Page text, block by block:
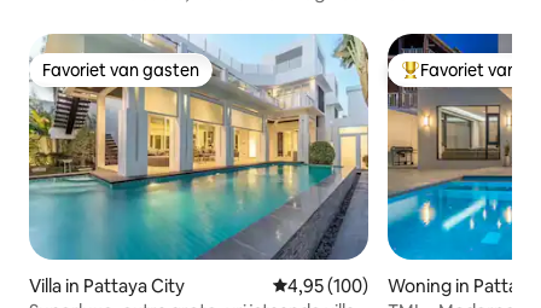
Favoriet van gasten
Favoriet van gasten
Villa in Pattaya City Gemiddelde beoordeling van
4,95 (100)
Topfavoriet van
Favoriet van
Woning in